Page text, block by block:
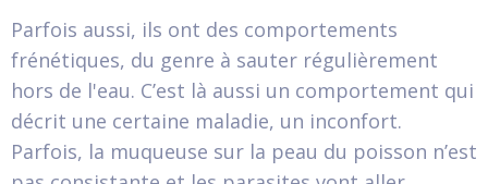
Parfois aussi, ils ont des comportements
frénétiques, du genre à sauter régulièrement
hors de l'eau. C’est là aussi un comportement qui
décrit une certaine maladie, un inconfort.
Parfois, la muqueuse sur la peau du poisson n’est